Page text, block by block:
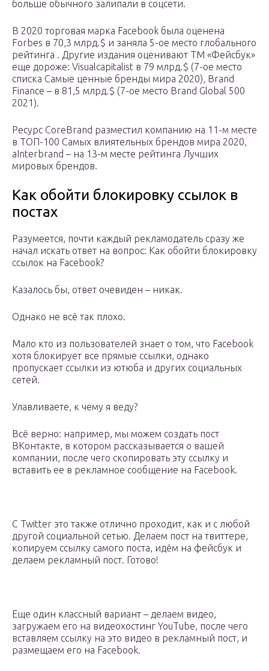
больше обычного залипали в соцсети.
В 2020 торговая марка Facebook была оценена
Forbes в 70,3 млрд.$ и заняла 5-ое место глобального
рейтинга . Другие издания оценивают ТМ «Фейсбук»
еще дороже: Visualcapitalist в 79 млрд.$ (7-ое место
списка Самые ценные бренды мира 2020), Brand
Finance – в 81,5 млрд.$ (7-ое место Brand Global 500
2021).
Ресурс CoreBrand разместил компанию на 11-м месте
в ТОП-100 Самых влиятельных брендов мира 2020,
аInterbrand – на 13-м месте рейтинга Лучших
мировых брендов.
Как обойти блокировку ссылок в
постах
Разумеется, почти каждый рекламодатель сразу же
начал искать ответ на вопрос: Как обойти блокировку
ссылок на Facebook?
Казалось бы, ответ очевиден – никак.
Однако не всё так плохо.
Мало кто из пользователей знает о том, что Facebook
хотя блокирует все прямые ссылки, однако
пропускает ссылки из ютюба и других социальных
сетей.
Улавливаете, к чему я веду?
Всё верно: например, мы можем создать пост
ВКонтакте, в котором рассказывается о вашей
компании, после чего скопировать эту ссылку и
вставить ее в рекламное сообщение на Facebook.
С Twitter это также отлично проходит, как и с любой
другой социальной сетью. Делаем пост на твиттере,
копируем ссылку самого поста, идём на фейсбук и
делаем рекламный пост. Готово!
Еще один классный вариант – делаем видео,
загружаем его на видеохостинг YouTube, после чего
вставляем ссылку на это видео в рекламный пост, и
размещаем его на Facebook.